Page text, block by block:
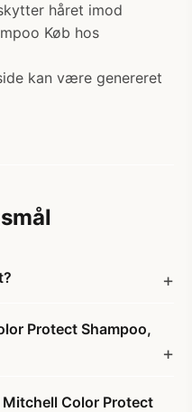
håret imod
Køb hos
kan være genereret
Protect Shampoo,
Color Protect